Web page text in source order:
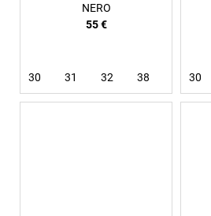
NERO
55 €
30 31 32 38 30